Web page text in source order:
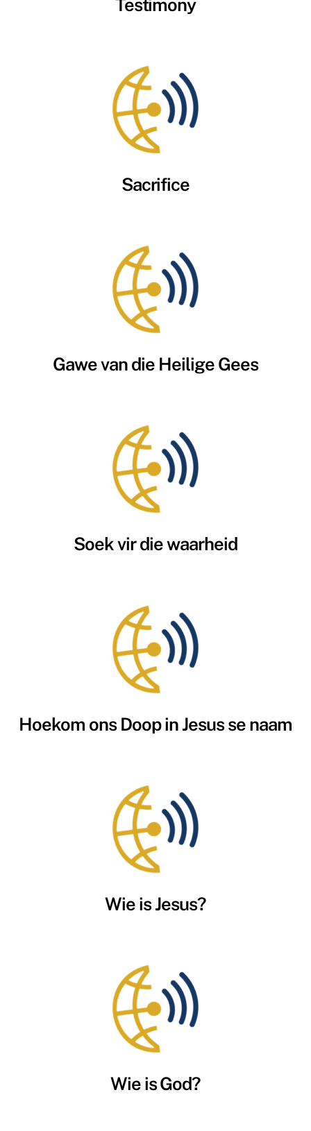
Testimony
Sacrifice
Gawe van die Heilige Gees
Soek vir die waarheid
Hoekom ons Doop in Jesus se naam
Wie is Jesus?
Wie is God?